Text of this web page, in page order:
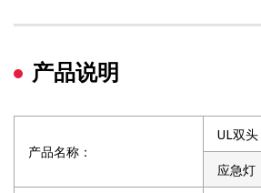
产品说明
产品名称：
UL双头
应急灯